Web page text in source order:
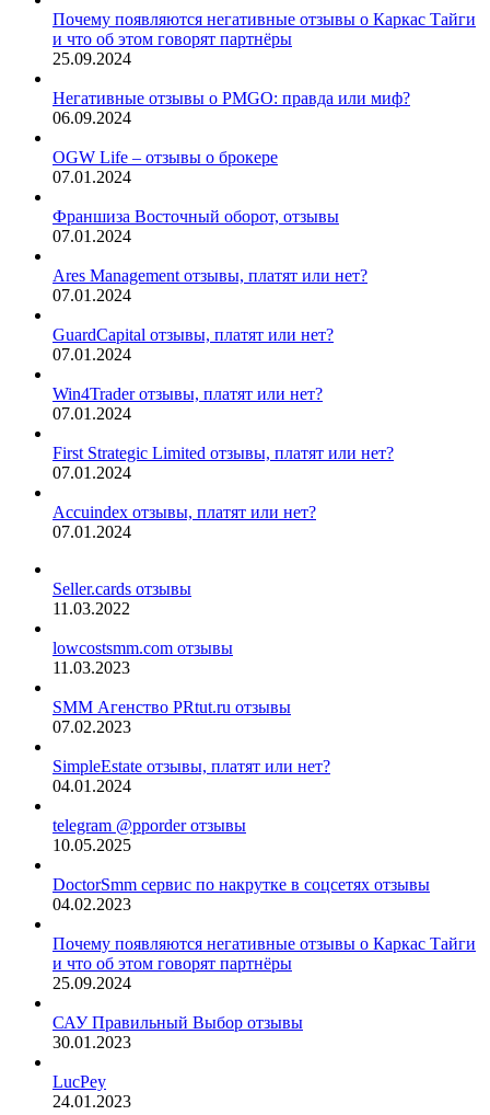
Почему появляются негативные отзывы о Каркас Тайги
и что об этом говорят партнёры
25.09.2024
Негативные отзывы о PMGO: правда или миф?
06.09.2024
OGW Life – отзывы о брокере
07.01.2024
Франшиза Восточный оборот, отзывы
07.01.2024
Ares Management отзывы, платят или нет?
07.01.2024
GuardCapital отзывы, платят или нет?
07.01.2024
Win4Trader отзывы, платят или нет?
07.01.2024
First Strategic Limited отзывы, платят или нет?
07.01.2024
Accuindex отзывы, платят или нет?
07.01.2024
Seller.cards отзывы
11.03.2022
lowcostsmm.com отзывы
11.03.2023
SMM Агенство PRtut.ru отзывы
07.02.2023
SimpleEstate отзывы, платят или нет?
04.01.2024
telegram @pporder отзывы
10.05.2025
DoctorSmm сервис по накрутке в соцсетях отзывы
04.02.2023
Почему появляются негативные отзывы о Каркас Тайги
и что об этом говорят партнёры
25.09.2024
САУ Правильный Выбор отзывы
30.01.2023
LucPey
24.01.2023